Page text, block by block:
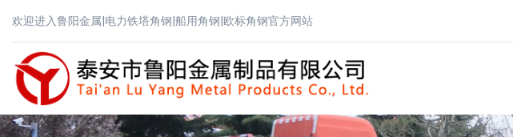
欢迎进入鲁阳金属|电力铁塔角钢|船用角钢|欧标角钢官方网站